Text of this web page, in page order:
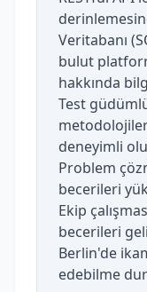
Veritabanı
bulut
hakkında
Test
deneyimli
Problem
becerileri
Ekip
becerileri
Berlin'de
edebilme